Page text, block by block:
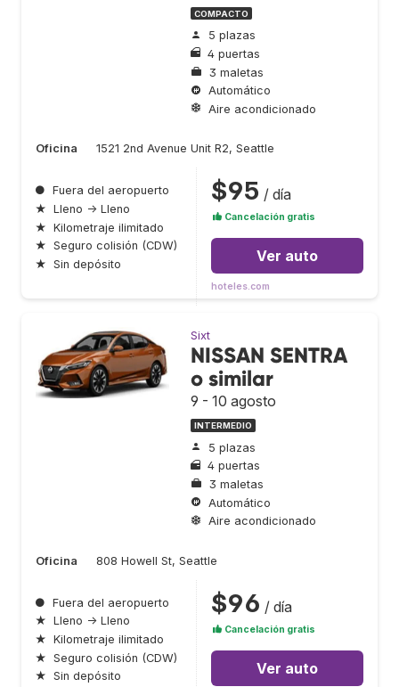
COMPACTO
5 plazas
4 puertas
3 maletas
Automático
Aire acondicionado
Oficina 1521 2nd Avenue Unit R2, Seattle
● Fuera del aeropuerto
★ Lleno → Lleno
★ Kilometraje ilimitado
★ Seguro colisión (CDW)
★ Sin depósito
$95 / día
Cancelación gratis
Ver auto
hoteles.com
Sixt
NISSAN SENTRA
o similar
9 - 10 agosto
INTERMEDIO
5 plazas
4 puertas
3 maletas
Automático
Aire acondicionado
Oficina 808 Howell St, Seattle
● Fuera del aeropuerto
★ Lleno → Lleno
★ Kilometraje ilimitado
★ Seguro colisión (CDW)
★ Sin depósito
$96 / día
Cancelación gratis
Ver auto